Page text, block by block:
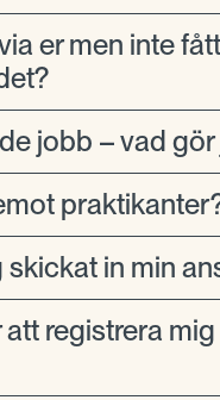
er men inte
jobb – vad gör
in min
registrera